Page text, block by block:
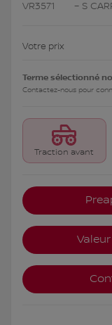
VR3571 – S
Votre prix
Terme sélectionné
Contactez-nous pour
Traction avant